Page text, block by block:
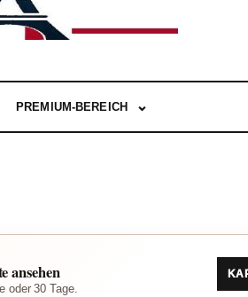
PREMIUM-BEREICH
ansehen
oder 30 Tage.